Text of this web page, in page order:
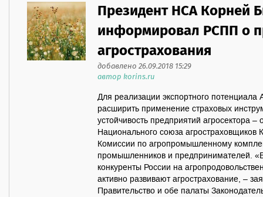
Президент НСА Корней
информировал РСПП о
агрострахования
добавлено 26.09.2018 15:29
автор korins.ru
Для реализации экспортного
расширить применение страховых
устойчивость предприятий агросектора –
Национального союза агростраховщиков
Комиссии по агропромышленному
промышленников и предпринимателей.
конкуренты России на
активно развивают агрострахование, –
Правительство и обе палаты